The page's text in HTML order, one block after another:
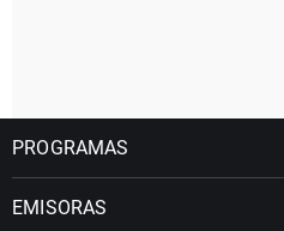
PROGRAMAS
EMISORAS